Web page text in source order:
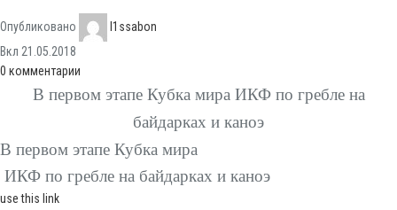
Опубликовано
l1ssabon
Вкл 21.05.2018
0 комментарии
В первом этапе Кубка мира ИКФ по гребле на
байдарках и каноэ
В первом этапе Кубка мира
ИКФ по гребле на байдарках и каноэ
use this link